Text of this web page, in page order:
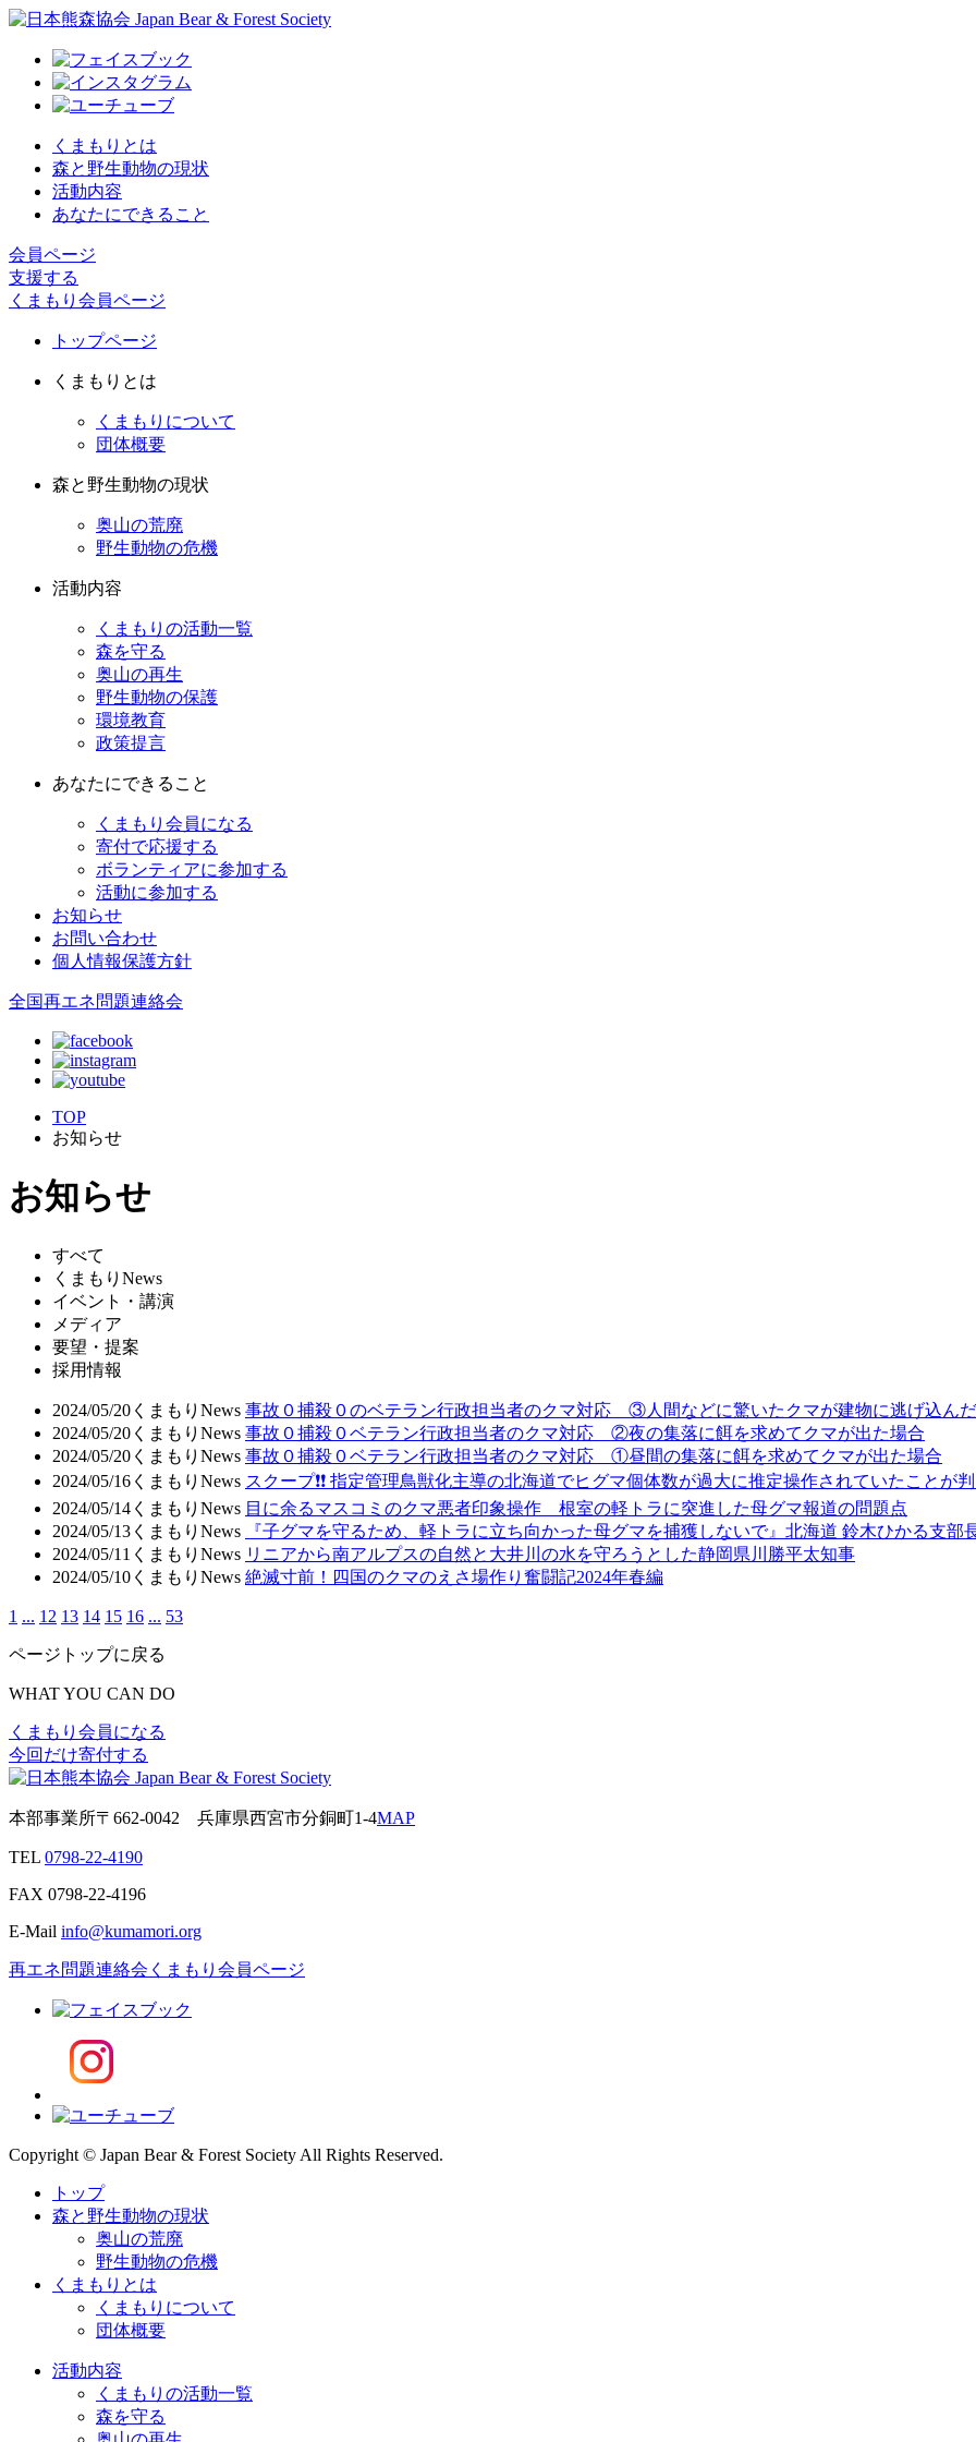
くまもりとは
森と野生動物の現状
活動内容
あなたにできること
会員ページ
支援する
くまもり会員ページ
トップページ
くまもりとは
くまもりについて
団体概要
森と野生動物の現状
奥山の荒廃
野生動物の危機
活動内容
くまもりの活動一覧
森を守る
奥山の再生
野生動物の保護
環境教育
政策提言
あなたにできること
くまもり会員になる
寄付で応援する
ボランティアに参加する
活動に参加する
お知らせ
お問い合わせ
個人情報保護方針
全国再エネ問題連絡会
TOP
お知らせ
お知らせ
すべて
くまもりNews
イベント・講演
メディア
要望・提案
採用情報
2024/05/20 くまもりNews 事故０捕殺０のベテラン行政担当者のクマ対応 ③人間などに驚いたクマが建物に逃げ込ん
2024/05/20 くまもりNews 事故０捕殺０ベテラン行政担当者のクマ対応 ②夜の集落に餌を求めてクマが出た場合
2024/05/20 くまもりNews 事故０捕殺０ベテラン行政担当者のクマ対応 ①昼間の集落に餌を求めてクマが出た場合
2024/05/16 くまもりNews スクープ❗❗ 指定管理鳥獣化主導の北海道でヒグマ個体数が過大に推定操作されていたことが
2024/05/14 くまもりNews 目に余るマスコミのクマ悪者印象操作 根室の軽トラに突進した母グマ報道の問題点
2024/05/13 くまもりNews
『子グマを守るため、軽トラに立ち向かった母グマを捕獲しないで』北海道 鈴木ひかる支部
2024/05/11 くまもりNews リニアから南アルプスの自然と大井川の水を守ろうとした静岡県川勝平太知事
2024/05/10 くまもりNews 絶滅寸前！四国のクマのえさ場作り奮闘記2024年春編
1 ... 12 13 14 15 16 ... 53
ページトップに戻る
WHAT YOU CAN DO
くまもり会員になる
今回だけ寄付する
本部事業所〒662-0042 兵庫県西宮市分銅町1-4MAP
TEL 0798-22-4190
FAX 0798-22-4196
E-Mail info@kumamori.org
再エネ問題連絡会 くまもり会員ページ
Copyright © Japan Bear & Forest Society All Rights Reserved.
トップ
森と野生動物の現状
奥山の荒廃
野生動物の危機
くまもりとは
くまもりについて
団体概要
活動内容
くまもりの活動一覧
森を守る